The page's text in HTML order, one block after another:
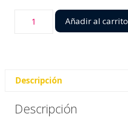
Añadir al carrito
Descripción
Descripción